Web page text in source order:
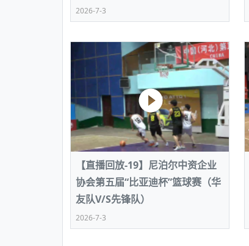
2026-7-3
【直播回放-19】尼泊尔中资企业
协会第五届“比亚迪杯”篮球赛（华
友队V/S先锋队）
2026-7-3